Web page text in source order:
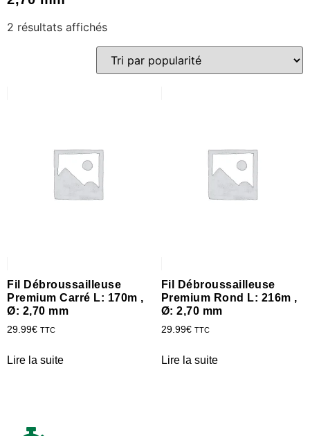
2 résultats affichés
Fil Débroussailleuse
Premium Carré L: 170m ,
Ø: 2,70 mm
29.99€ TTC
Lire la suite
Fil Débroussailleuse
Premium Rond L: 216m ,
Ø: 2,70 mm
29.99€ TTC
Lire la suite